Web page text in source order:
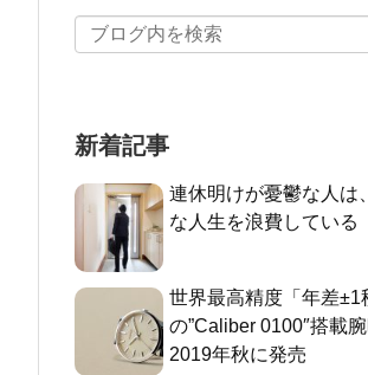
新着記事
連休明けが憂鬱な人は
な人生を浪費している
世界最高精度「年差±1
の”Caliber 0100″搭載
2019年秋に発売